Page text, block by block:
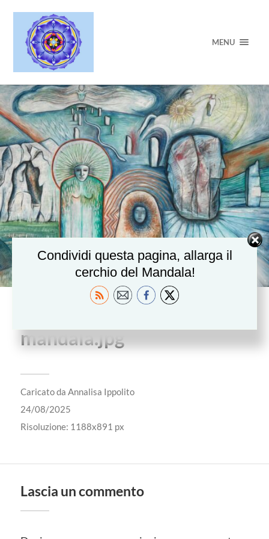
MENU
mandala.jpg
Caricato da Annalisa Ippolito
24/08/2025
Risoluzione: 1188x891 px
Lascia un commento
Condividi questa pagina, allarga il
cerchio del Mandala!